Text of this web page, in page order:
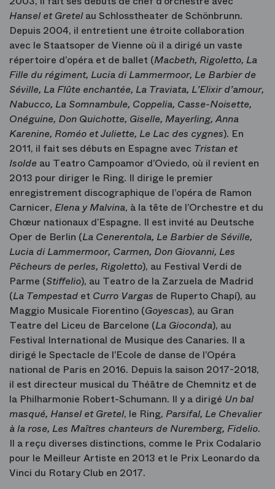
Hansel et Gretelau Schlosstheater de Schönbrunn.
Depuis 2004, il entretient une étroite collaboration
avec le Staatsoper de Vienne où il a dirigé un vaste
répertoire d’opéra et de ballet (Macbeth, Rigoletto, La
Fille du régiment, Lucia di Lammermoor, Le Barbier de
Séville, La Flûte enchantée, La Traviata, L’Elixir d’amour,
Nabucco, La Somnambule, Coppelia, Casse-Noisette,
Onéguine, Don Quichotte, Giselle, Mayerling, Anna
Karenine, Roméo et Juliette, Le Lac des cygnes). En
2011, il fait ses débuts en Espagne avec Tristan et
Isolde au Teatro Campoamor d’Oviedo, où il revient en
2013 pour diriger le Ring. Il dirige le premier
enregistrement discographique de l’opéra de Ramon
Carnicer, Elena y Malvina, à la tête de l’Orchestre et du
Chœur nationaux d’Espagne. Il est invité au Deutsche
Oper de Berlin (La Cenerentola, Le Barbier de Séville,
Lucia di Lammermoor, Carmen, Don Giovanni, Les
Pêcheurs de perles, Rigoletto), au Festival Verdi de
Parme (Stiffelio), au Teatro de la Zarzuela de Madrid
(La Tempestad et Curro Vargas de Ruperto Chapí), au
Maggio Musicale Fiorentino (Goyescas), au Gran
Teatre del Liceu de Barcelone (La Gioconda), au
Festival International de Musique des Canaries. Il a
dirigé le Spectacle de l’Ecole de danse de l’Opéra
national de Paris en 2016. Depuis la saison 2017-2018,
il est directeur musical du Théâtre de Chemnitz et de
la Philharmonie Robert-Schumann. Il y a dirigé Un bal
masqué, Hansel et Gretel, le Ring, Parsifal, Le Chevalier
à la rose, Les Maîtres chanteurs de Nuremberg, Fidelio.
Il a reçu diverses distinctions, comme le Prix Codalario
pour le Meilleur Artiste en 2013 et le Prix Leonardo da
Vinci du Rotary Club en 2017.